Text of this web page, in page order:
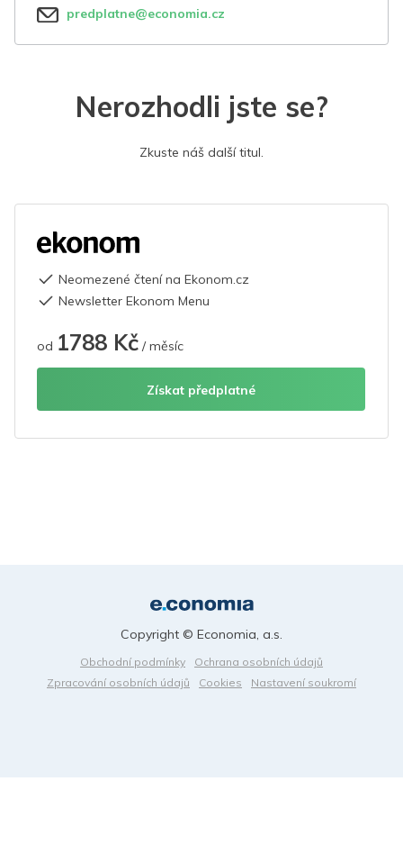
predplatne@economia.cz
Nerozhodli jste se?
Zkuste náš další titul.
Neomezené čtení na Ekonom.cz
Newsletter Ekonom Menu
od 1788 Kč / měsíc
Získat předplatné
Obchodní podmínky
Ochrana osobních údajů
Zpracování osobních údajů
Cookies Nastavení soukromí
Copyright © Economia, a.s.